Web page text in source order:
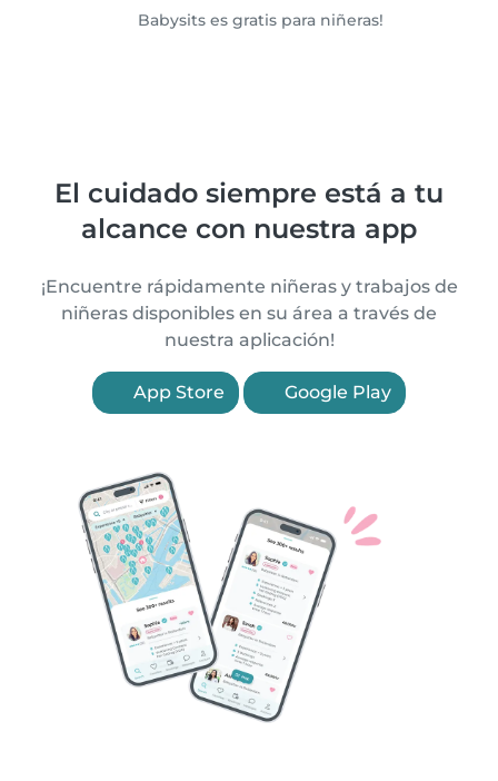
Babysits es gratis para niñeras!
El cuidado siempre está a tu
alcance con nuestra app
¡Encuentre rápidamente niñeras y trabajos de
niñeras disponibles en su área a través de
nuestra aplicación!
App Store Google Play